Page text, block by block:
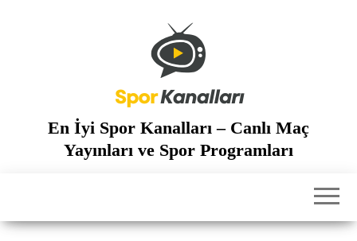
En İyi Spor Kanalları – Canlı Maç
Yayınları ve Spor Programları